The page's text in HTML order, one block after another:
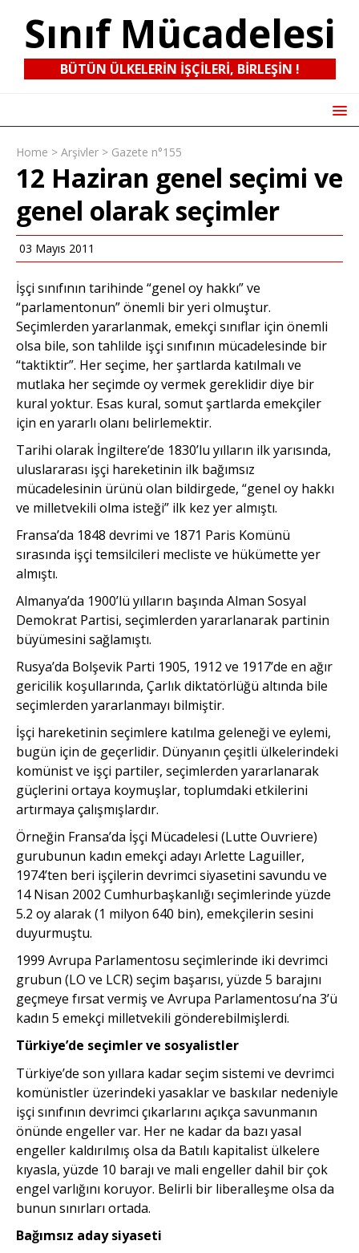
Sınıf Mücadelesi
BÜTÜN ÜLKELERIN IŞÇILERI, BIRLEŞIN !
Home > Arşivler > Gazete n°155
12 Haziran genel seçimi ve
genel olarak seçimler
03 Mayıs 2011
İşçi sınıfının tarihinde “genel oy hakkı” ve
“parlamentonun” önemli bir yeri olmuştur.
Seçimlerden yararlanmak, emekçi sınıflar için önemli
olsa bile, son tahlilde işçi sınıfının mücadelesinde bir
“taktiktir”. Her seçime, her şartlarda katılmalı ve
mutlaka her seçimde oy vermek gereklidir diye bir
kural yoktur. Esas kural, somut şartlarda emekçiler
için en yararlı olanı belirlemektir.
Tarihi olarak İngiltere’de 1830’lu yılların ilk yarısında,
uluslararası işçi hareketinin ilk bağımsız
mücadelesinin ürünü olan bildirgede, “genel oy hakkı
ve milletvekili olma isteği” ilk kez yer almıştı.
Fransa’da 1848 devrimi ve 1871 Paris Komünü
sırasında işçi temsilcileri mecliste ve hükümette yer
almıştı.
Almanya’da 1900’lü yılların başında Alman Sosyal
Demokrat Partisi, seçimlerden yararlanarak partinin
büyümesini sağlamıştı.
Rusya’da Bolşevik Parti 1905, 1912 ve 1917’de en ağır
gericilik koşullarında, Çarlık diktatörlüğü altında bile
seçimlerden yararlanmayı bilmiştir.
İşçi hareketinin seçimlere katılma geleneği ve eylemi,
bugün için de geçerlidir. Dünyanın çeşitli ülkelerindeki
komünist ve işçi partiler, seçimlerden yararlanarak
güçlerini ortaya koymuşlar, toplumdaki etkilerini
artırmaya çalışmışlardır.
Örneğin Fransa’da İşçi Mücadelesi (Lutte Ouvriere)
gurubunun kadın emekçi adayı Arlette Laguiller,
1974’ten beri işçilerin devrimci siyasetini savundu ve
14 Nisan 2002 Cumhurbaşkanlığı seçimlerinde yüzde
5.2 oy alarak (1 milyon 640 bin), emekçilerin sesini
duyurmuştu.
1999 Avrupa Parlamentosu seçimlerinde iki devrimci
grubun (LO ve LCR) seçim başarısı, yüzde 5 barajını
geçmeye fırsat vermiş ve Avrupa Parlamentosu’na 3’ü
kadın 5 emekçi milletvekili gönderebilmişlerdi.
Türkiye’de seçimler ve sosyalistler
Türkiye’de son yıllara kadar seçim sistemi ve devrimci
komünistler üzerindeki yasaklar ve baskılar nedeniyle
işçi sınıfının devrimci çıkarlarını açıkça savunmanın
önünde engeller var. Her ne kadar da bazı yasal
engeller kaldırılmış olsa da Batılı kapitalist ülkelere
kıyasla, yüzde 10 barajı ve mali engeller dahil bir çok
engel varlığını koruyor. Belirli bir liberalleşme olsa da
bunun sınırları ortada.
Bağımsız aday siyaseti